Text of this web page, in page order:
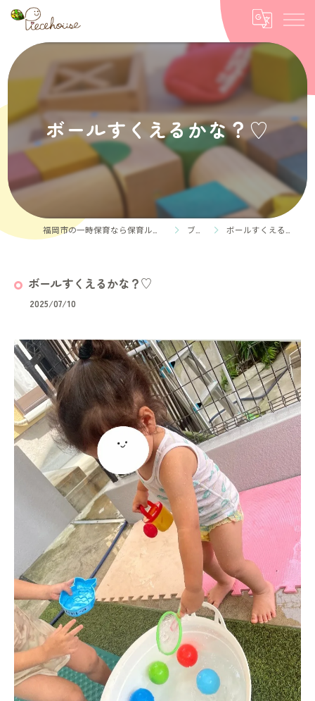
ボールすくえるかな？♡
ブログ ボールすくえるかな？♡
ボールすくえるかな？♡
2025/07/10